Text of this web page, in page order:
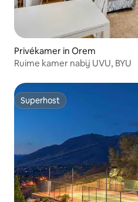
Privékamer in Orem
Ruime kamer nabij UVU, BYU
Superhost
Superhost